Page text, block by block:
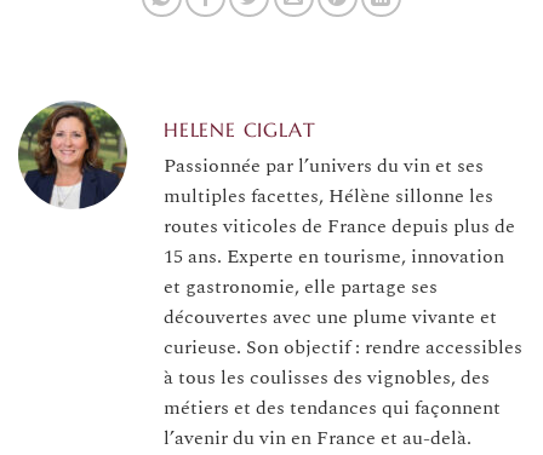
HELENE CIGLAT
Passionnée par l’univers du vin et ses
multiples facettes, Hélène sillonne les
routes viticoles de France depuis plus de
15 ans. Experte en tourisme, innovation
et gastronomie, elle partage ses
découvertes avec une plume vivante et
curieuse. Son objectif : rendre accessibles
à tous les coulisses des vignobles, des
métiers et des tendances qui façonnent
l’avenir du vin en France et au-delà.